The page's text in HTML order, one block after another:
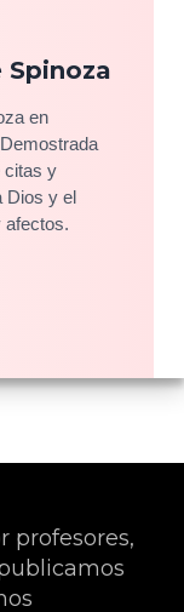
en
citas y
Dios y el
afectos.
profesores,